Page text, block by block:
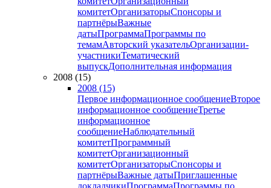
комитетОрганизаторыСпонсоры и
партнёрыВажные
датыПрограммаПрограммы по
темамАвторский указательОрганизации-
участникиТематический
выпускДополнительная информация
2008 (15)
2008 (15)
Первое информационное сообщениеВторое
информационное сообщениеТретье
информационное
сообщениеНаблюдательный
комитетПрограммный
комитетОрганизационный
комитетОрганизаторыСпонсоры и
партнёрыВажные датыПриглашенные
докладчикиПрограммаПрограммы по